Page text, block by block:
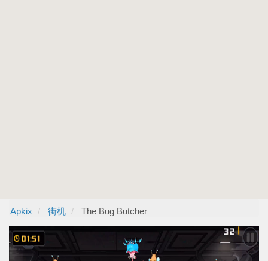
Apkix 街机 The Bug Butcher